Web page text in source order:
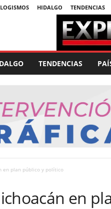
HIDALGO TENDENCIAS
TENDENCIAS
en plan público y político
en